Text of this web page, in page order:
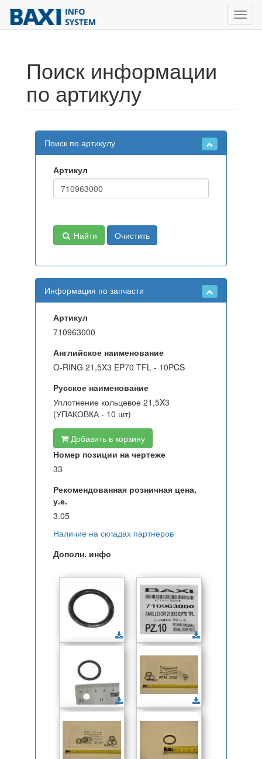
Поиск информации
по артикулу
Поиск по артикулу
Артикул
Найти Очистить
Информация по запчасти
Артикул
710963000
Английское наименование
O-RING 21,5X3 EP70 TFL - 10PCS
Русское наименование
Уплотнение кольцевое 21,5X3
(УПАКОВКА - 10 шт)
Добавить в корзину
Номер позиции на чертеже
33
Рекомендованная розничная цена,
у.е.
3.05
Наличие на складах партнеров
Дополн. инфо